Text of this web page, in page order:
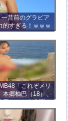
昔前のグラビア
的すぎる！ｗｗｗ
「これぞメリ
本郷柚巴（18）、
着ショット公開！